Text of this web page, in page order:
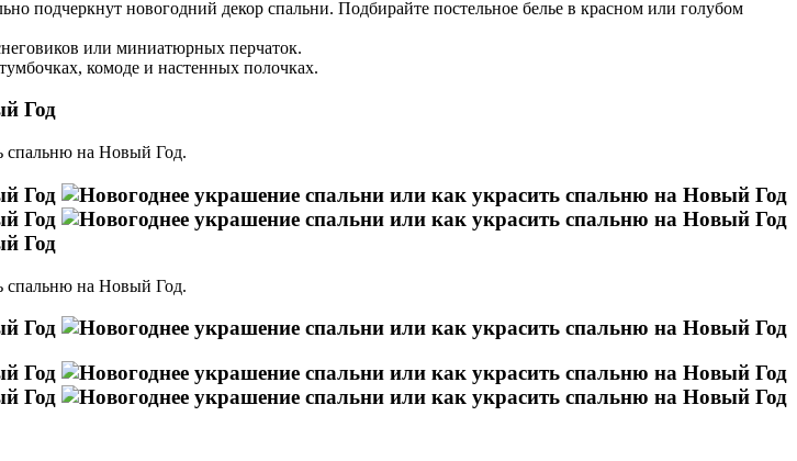
подчеркнут новогодний декор спальни. Подбирайте постельное белье в красном или голубом
или миниатюрных перчаток.
комоде и настенных полочках.
спальню на Новый Год.
спальню на Новый Год.